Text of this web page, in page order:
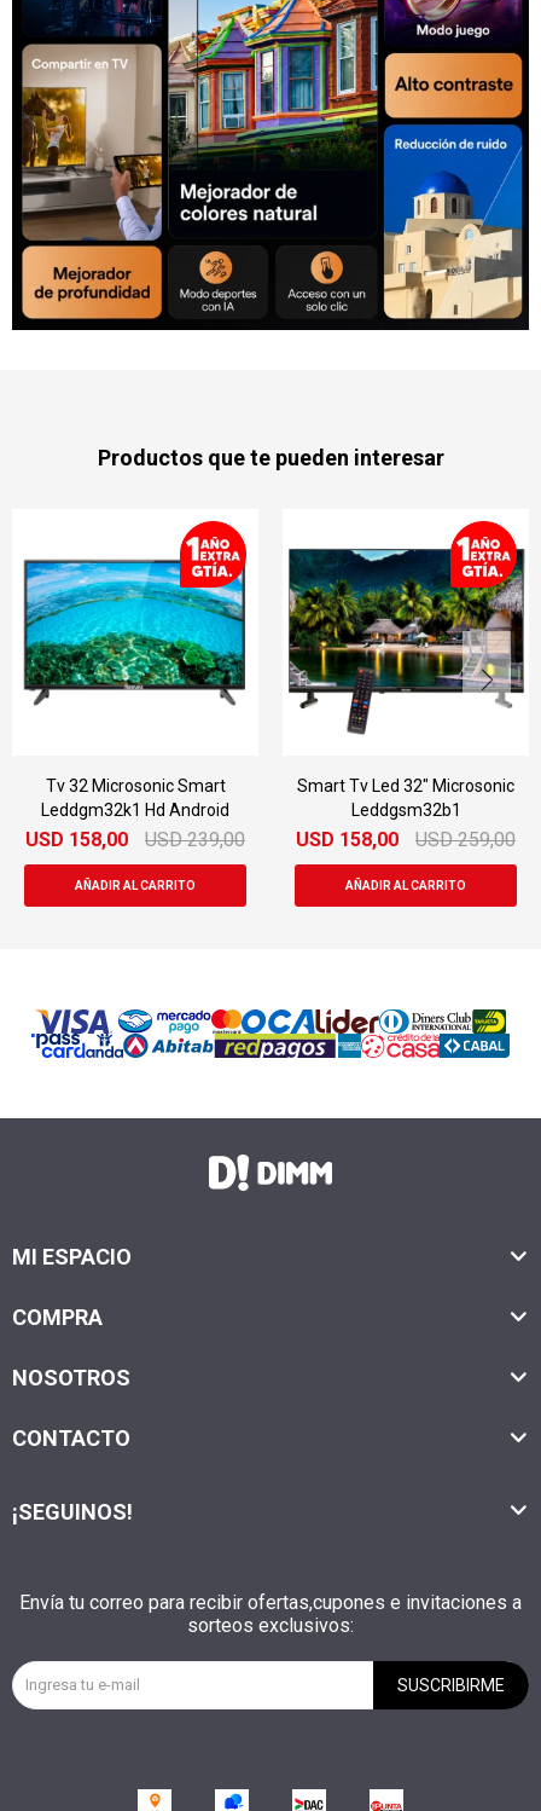
Productos que te pueden interesar
Smart
Hd Android
USD 239,00
Smart Tv Led 32" Microsonic
Leddgsm32b1
USD 158,00 USD 259,00
Smart
USD
MI ESPACIO
COMPRA
NOSOTROS
CONTACTO
Envía tu correo para recibir ofertas,cupones e invitaciones a
sorteos exclusivos:
SUSCRIBIRME
¡SEGUINOS!